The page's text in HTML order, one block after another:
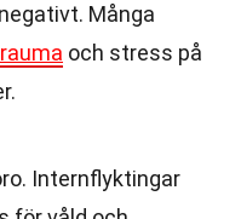
Många
och stress på
Internflyktingar